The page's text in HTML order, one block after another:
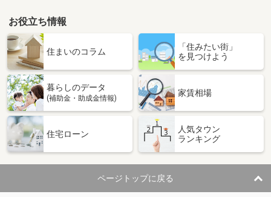
お役立ち情報
住まいのコラム
「住みたい街」
を見つけよう
暮らしのデータ
(補助金・助成金情報)
家賃相場
住宅ローン
人気タウン
ランキング
ページトップに戻る